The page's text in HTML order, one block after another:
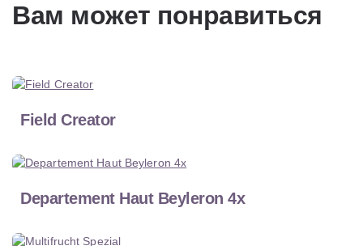
Вам может понравиться
Field Creator
Departement Haut Beyleron 4x